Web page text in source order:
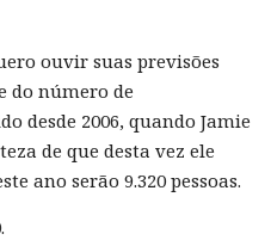
ouvir suas previsões
do número de
desde 2006, quando Jamie
de que desta vez ele
ano serão 9.320 pessoas.